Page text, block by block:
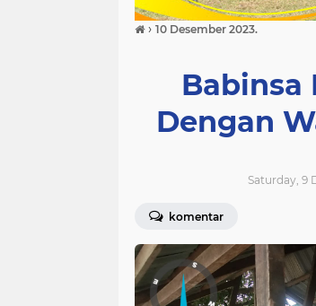
› 10 Desember 2023.
Babinsa
Dengan
Saturday, 9
komentar